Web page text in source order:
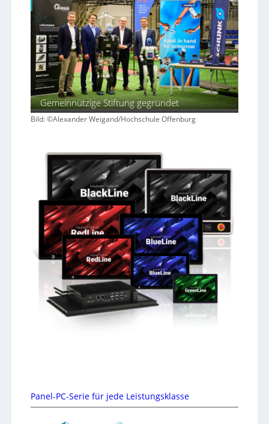
Gemeinnützige Stiftung gegründet
Bild: ©Alexander Weigand/Hochschule Offenburg
Panel-PC-Serie für jede Leistungsklasse